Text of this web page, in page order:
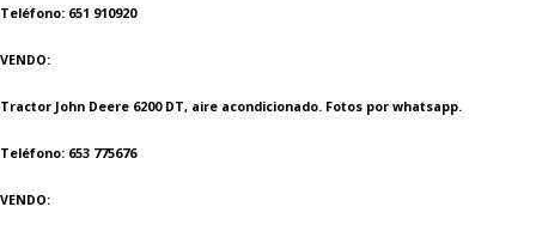
Teléfono: 651 910920
VENDO:
Tractor John Deere 6200 DT, aire acondicionado. Fotos por whatsapp.
Teléfono: 653 775676
VENDO: